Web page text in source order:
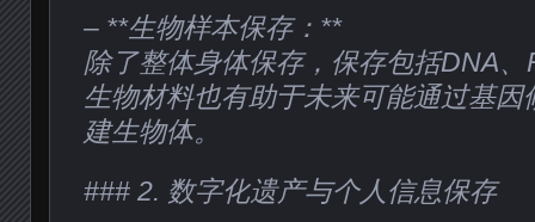
– **生物样本保存：**
除了整体身体保存，保存包括DNA
生物材料也有助于未来可能通过基因
建生物体。
### 2. 数字化遗产与个人信息保存